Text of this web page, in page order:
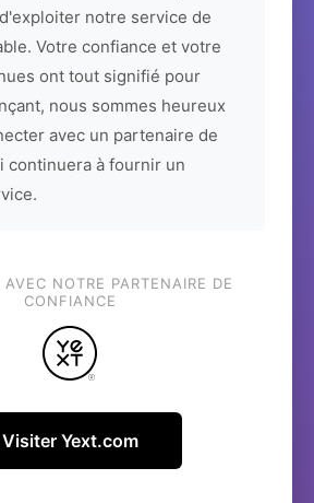
notre service de
Votre confiance et votre
ont tout signifié pour
nous sommes heureux
avec un partenaire de
continuera à fournir un
NOTRE PARTENAIRE DE
CONFIANCE
Visiter Yext.com